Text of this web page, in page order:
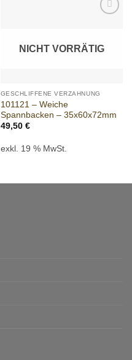
NICHT VORRÄTIG
GESCHLIFFENE VERZAHNUNG
101121 – Weiche
Spannbacken – 35x60x72mm
49,50 €
exkl. 19 % MwSt.